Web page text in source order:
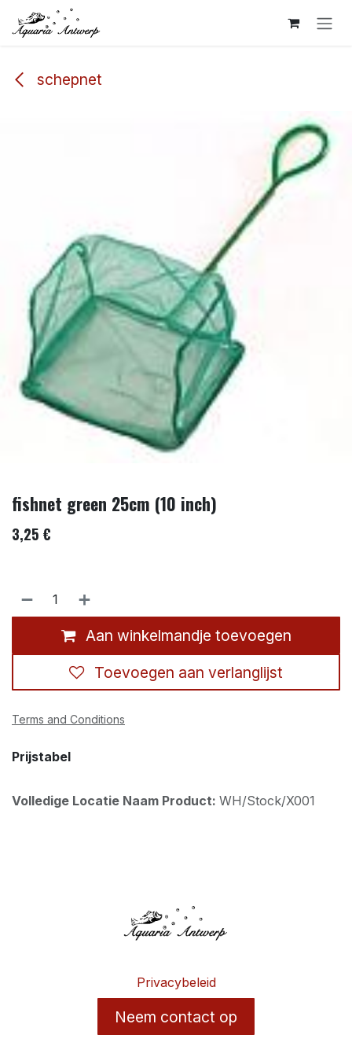
Overslaan naar inhoud
schepnet
fishnet green 25cm (10 inch)
3,25 €
Aan winkelmandje toevoegen
Toevoegen aan verlanglijst
Terms and Conditions
Prijstabel
Volledige Locatie Naam Product: WH/Stock/X001
Privacybeleid
Neem contact op